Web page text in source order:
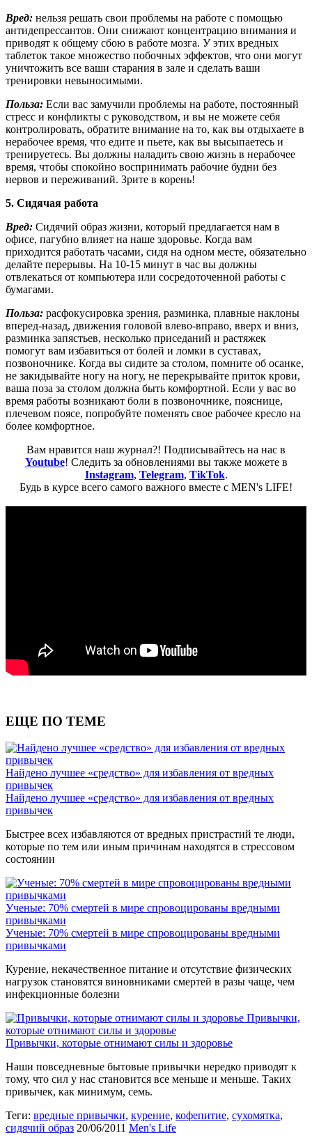
Вред: нельзя решать свои проблемы на работе с помощью
антидепрессантов. Они снижают концентрацию внимания и
приводят к общему сбою в работе мозга. У этих вредных
таблеток такое множество побочных эффектов, что они могут
уничтожить все ваши старания в зале и сделать ваши
тренировки невыносимыми.
Польза: Если вас замучили проблемы на работе, постоянный
стресс и конфликты с руководством, и вы не можете себя
контролировать, обратите внимание на то, как вы отдыхаете в
нерабочее время, что едите и пьете, как вы высыпаетесь и
тренируетесь. Вы должны наладить свою жизнь в нерабочее
время, чтобы спокойно воспринимать рабочие будни без
нервов и переживаний. Зрите в корень!
5. Сидячая работа
Вред: Сидячий образ жизни, который предлагается нам в
офисе, пагубно влияет на наше здоровье. Когда вам
приходится работать часами, сидя на одном месте, обязательно
делайте перерывы. На 10-15 минут в час вы должны
отвлекаться от компьютера или сосредоточенной работы с
бумагами.
Польза: расфокусировка зрения, разминка, плавные наклоны
вперед-назад, движения головой влево-вправо, вверх и вниз,
разминка запястьев, несколько приседаний и растяжек
помогут вам избавиться от болей и ломки в суставах,
позвоночнике. Когда вы сидите за столом, помните об осанке,
не закидывайте ногу на ногу, не перекрывайте приток крови,
ваша поза за столом должна быть комфортной. Если у вас во
время работы возникают боли в позвоночнике, пояснице,
плечевом поясе, попробуйте поменять свое рабочее кресло на
более комфортное.
Вам нравится наш журнал?! Подписывайтесь на нас в
Youtube! Следить за обновлениями вы также можете в
Instagram, Telegram, TikTok.
Будь в курсе всего самого важного вместе с MEN's LIFE!
ЕЩЕ ПО ТЕМЕ
Найдено лучшее «средство» для избавления от вредных
привычек
Найдено лучшее «средство» для избавления от вредных
привычек
Быстрее всех избавляются от вредных пристрастий те люди,
которые по тем или иным причинам находятся в стрессовом
состоянии
Ученые: 70% смертей в мире спровоцированы вредными
привычками
Ученые: 70% смертей в мире спровоцированы вредными
привычками
Курение, некачественное питание и отсутствие физических
нагрузок становятся виновниками смертей в разы чаще, чем
инфекционные болезни
Привычки,
которые отнимают силы и здоровье
Привычки, которые отнимают силы и здоровье
Наши повседневные бытовые привычки нередко приводят к
тому, что сил у нас становится все меньше и меньше. Таких
привычек, как минимум, семь.
Теги: вредные привычки, курение, кофепитие, сухомятка,
сидячий образ 20/06/2011 Men's Life